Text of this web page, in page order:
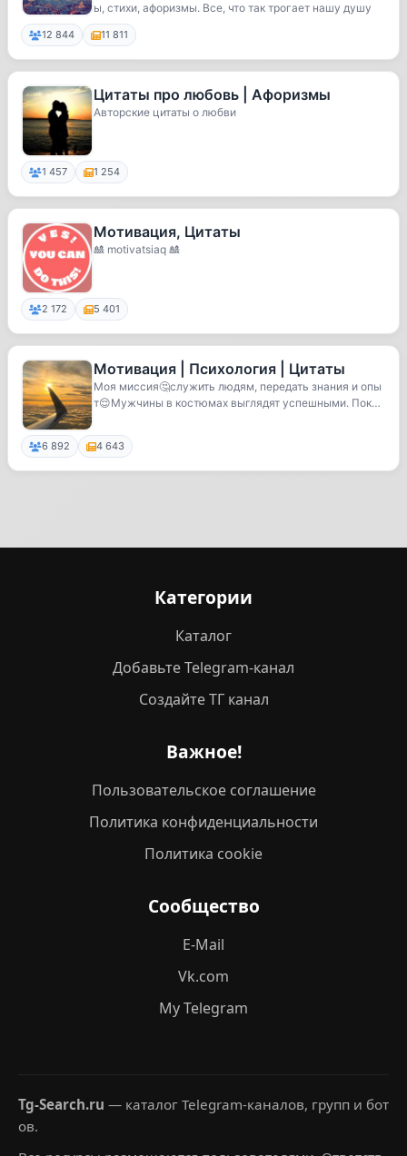
ы, стихи, афоризмы. Все, что так трогает нашу душу
12 844 11 811
Цитаты про любовь | Афоризмы
Авторские цитаты о любви
1 457 1 254
Мотивация, Цитаты
🎎 motivatsiaq 🎎
2 172 5 401
Мотивация | Психология | Цитаты
Моя миссия🤔служить людям, передать знания и опы
т😌Мужчины в костюмах выглядят успешными. Пока
6 892 4 643
Категории
Каталог
Добавьте Telegram-канал
Создайте ТГ канал
Важное!
Пользовательское соглашение
Политика конфиденциальности
Политика cookie
Сообщество
E-Mail
Vk.com
My Telegram
Tg-Search.ru — каталог Telegram-каналов, групп и бот
ов.